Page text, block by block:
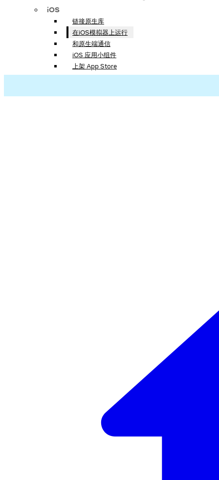
iOS
链接原生库
在iOS模拟器上运行
和原生端通信
iOS 应用小组件
上架 App Store